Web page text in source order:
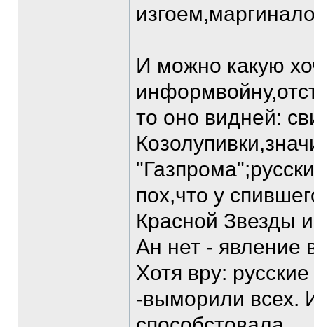
И можно какую
то оно видней:
пох,что у
Красной Звезды
Ан нет -
Хотя вру:
-выморили всех.